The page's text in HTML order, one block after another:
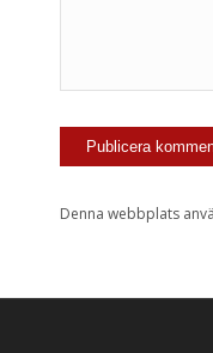
Denna webbplats